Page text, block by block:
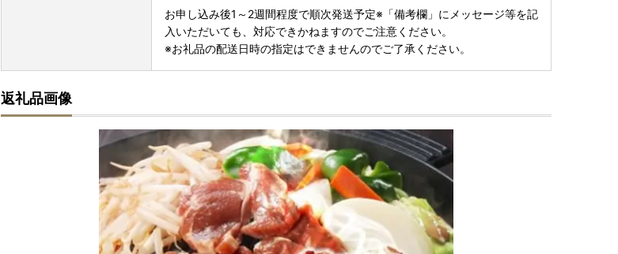
お申し込み後1～2週間程度で順次発送予定※「備考欄」にメッセージ等を記
入いただいても、対応できかねますのでご注意ください。
※お礼品の配送日時の指定はできませんのでご了承ください。
返礼品画像